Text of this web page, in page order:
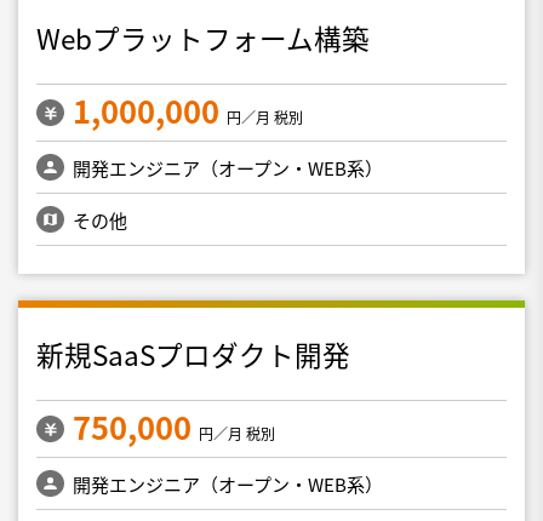
Webプラットフォーム構築
1,000,000 円／月 税別
開発エンジニア（オープン・WEB系）
その他
新規SaaSプロダクト開発
750,000 円／月 税別
開発エンジニア（オープン・WEB系）